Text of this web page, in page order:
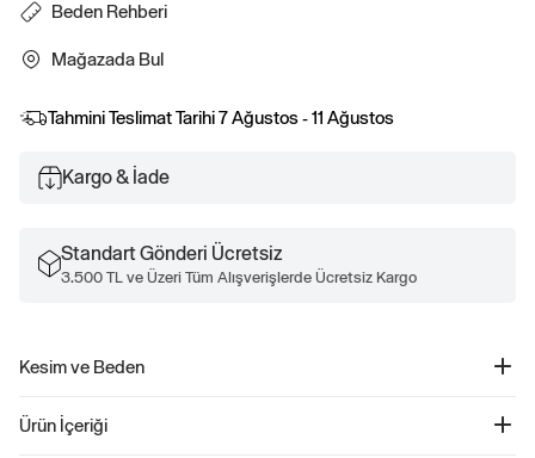
Beden Rehberi
Mağazada Bul
Tahmini Teslimat Tarihi7 Ağustos - 11 Ağustos
Kargo & İade
Standart Gönderi Ücretsiz
3.500 TL ve Üzeri Tüm Alışverişlerde Ücretsiz Kargo
Kesim ve Beden
Ürün İçeriği